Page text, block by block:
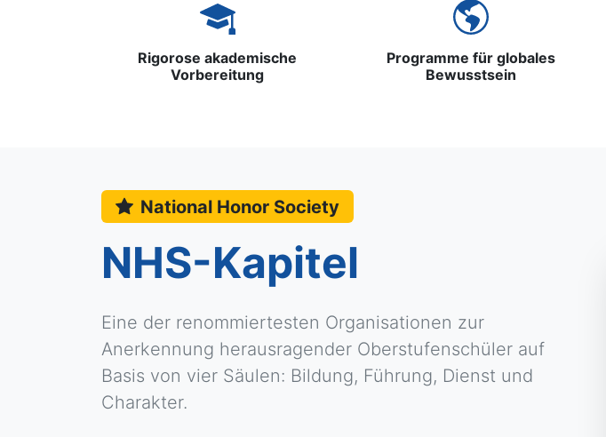
Rigorose akademische
Vorbereitung
Programme für globales
Bewusstsein
National Honor Society
NHS-Kapitel
Eine der renommiertesten Organisationen zur
Anerkennung herausragender Oberstufenschüler auf
Basis von vier Säulen: Bildung, Führung, Dienst und
Charakter.